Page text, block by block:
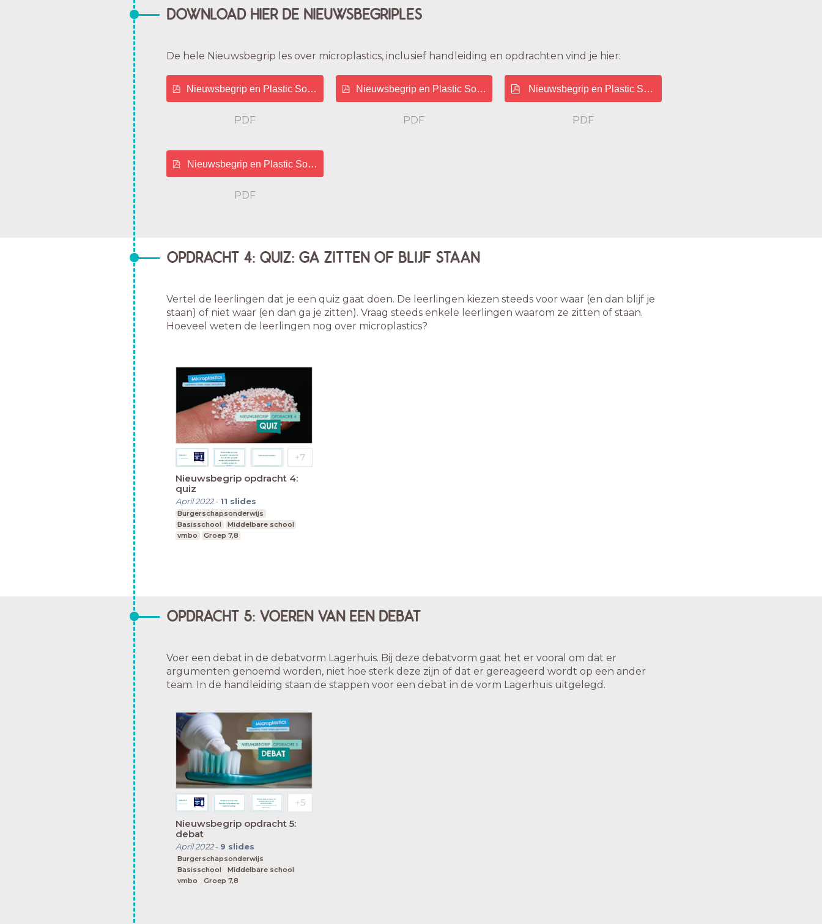
DOWNLOAD HIER DE NIEUWSBEGRIPLES
De hele Nieuwsbegrip les over microplastics, inclusief handleiding en opdrachten vind je hier:
Nieuwsbegrip en Plastic Soup Foundation - Handleiding
PDF
Nieuwsbegrip en Plastic Soup Foundation - Opdrachten
PDF
Nieuwsbegrip en Plastic Soup Foundation - Tekst
PDF
Nieuwsbegrip en Plastic Soup Foundation - Placemat
PDF
OPDRACHT 4: QUIZ: GA ZITTEN OF BLIJF STAAN
Vertel de leerlingen dat je een quiz gaat doen. De leerlingen kiezen steeds voor waar (en dan blijf je
staan) of niet waar (en dan ga je zitten). Vraag steeds enkele leerlingen waarom ze zitten of staan.
Hoeveel weten de leerlingen nog over microplastics?
Nieuwsbegrip opdracht 4:
quiz
April 2022- 11 slides
Burgerschapsonderwijs
Basisschool
Middelbare school
vmbo
Groep 7,8
OPDRACHT 5: VOEREN VAN EEN DEBAT
Voer een debat in de debatvorm Lagerhuis. Bij deze debatvorm gaat het er vooral om dat er
argumenten genoemd worden, niet hoe sterk deze zijn of dat er gereageerd wordt op een ander
team. In de handleiding staan de stappen voor een debat in de vorm Lagerhuis uitgelegd.
Nieuwsbegrip opdracht 5:
debat
April 2022- 9 slides
Burgerschapsonderwijs
Basisschool
Middelbare school
vmbo
Groep 7,8